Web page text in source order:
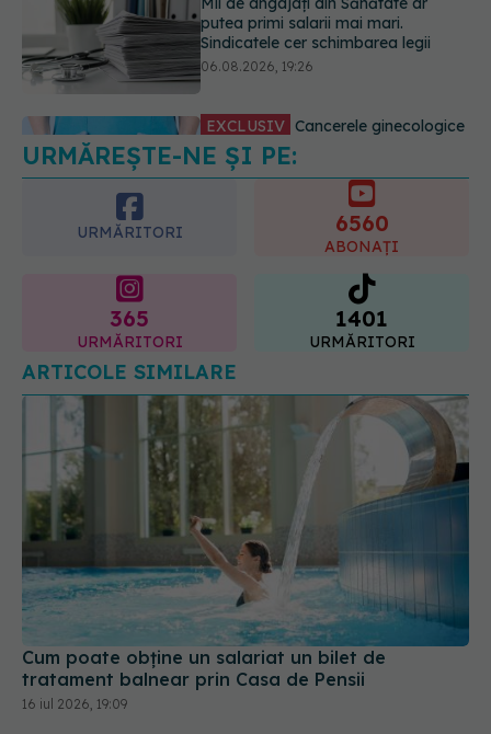
care pot fi tratate fără operație. Dr.
Sorin Bogdan (SANADOR): Chirurgia
este indicată doar punctual, pentru
anumite categorii de paciente
EXCLUSIV
Brahiterapie vs
radioterapie externă în cancerul
ginecologic. Dr. Sorin Bogdan
(SANADOR) explică diferența și
cum acționează tratamentul
URMĂREȘTE-NE ȘI PE:
URMĂRITORI 6560
ABONAȚI
365
URMĂRITORI
1401
URMĂRITORI
ARTICOLE SIMILARE
Cum poate obține un salariat un bilet de
tratament balnear prin Casa de Pensii
16 iul 2026, 19:09